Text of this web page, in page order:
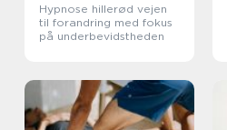
Hypnose hillerød vejen
til forandring med fokus
på underbevidstheden